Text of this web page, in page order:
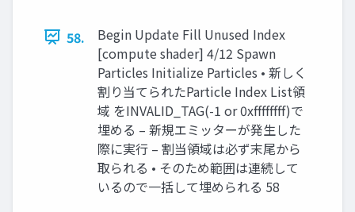
58.
Begin Update Fill Unused Index
[compute shader] 4/12 Spawn
Particles Initialize Particles • 新しく
割り当てられたParticle Index List領
域 をINVALID_TAG(-1 or 0xffffffff)で
埋める – 新規エミッターが発生した
際に実行 – 割当領域は必ず末尾から
取られる • そのため範囲は連続して
いるので一括して埋められる 58